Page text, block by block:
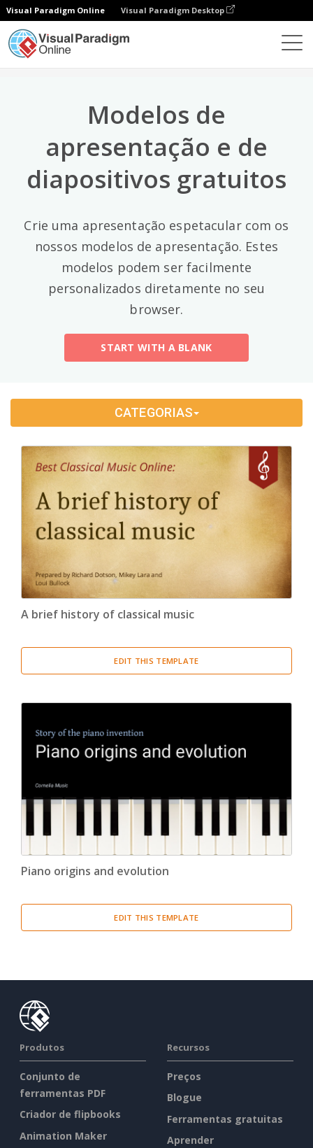
Visual Paradigm Online Visual Paradigm Desktop
Modelos de
apresentação e de
diapositivos gratuitos
Crie uma apresentação espetacular com os
nossos modelos de apresentação. Estes
modelos podem ser facilmente
personalizados diretamente no seu
browser.
START WITH A BLANK
×
Categorias principais
General (56)
Art And Design (5)
Business (5)
Fashion (3)
Food And Drink
History (4)
Personal Learning
Technology & Science
Traveling (5)
CATEGORIAS
A brief history of classical music
EDIT THIS TEMPLATE
Piano origins and evolution
EDIT THIS TEMPLATE
Produtos
Conjunto de
ferramentas PDF
Criador de flipbooks
Animation Maker
Recursos
Preços
Blogue
Ferramentas gratuitas
Aprender